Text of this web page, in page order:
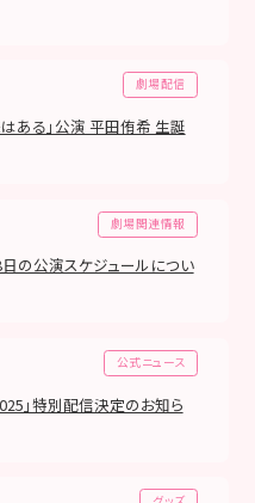
劇場配信
ある」公演 平田侑希 生誕
劇場関連情報
の公演スケジュールについ
公式ニュース
」特別配信決定のお知ら